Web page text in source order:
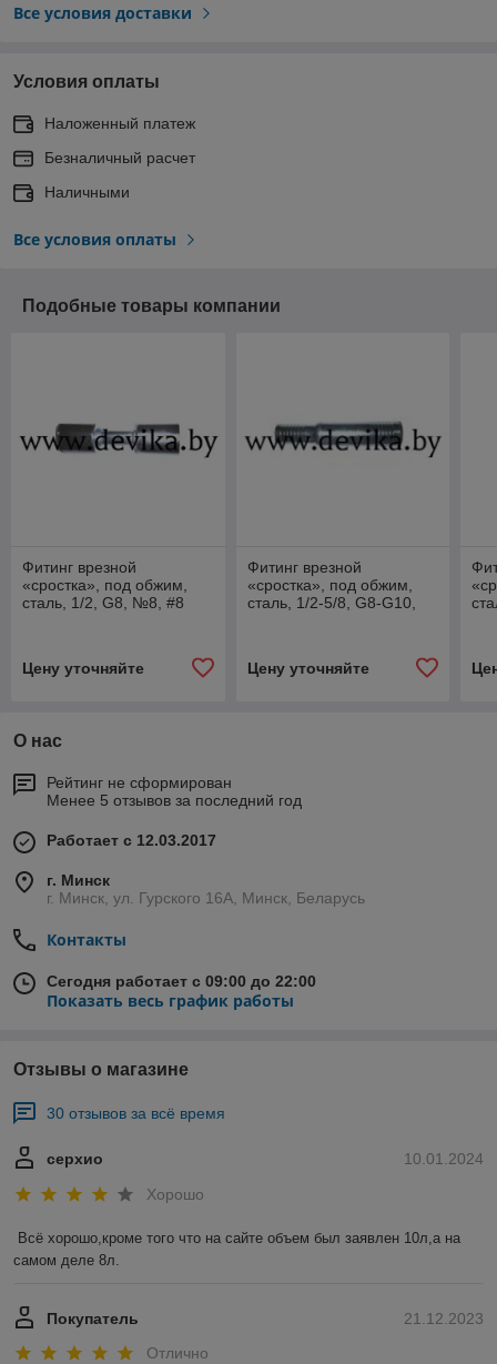
Все условия доставки
Условия оплаты
Наложенный платеж
Безналичный расчет
Наличными
Все условия оплаты
Подобные товары компании
Фитинг врезной
«сростка», под обжим,
сталь, 1/2, G8, №8, #8
Цену уточняйте
Фитинг врезной
«сростка», под обжим,
сталь, 1/2-5/8, G8-G10,
Цену уточняйте
О нас
Рейтинг не сформирован
Менее 5 отзывов за последний год
Работает с 12.03.2017
г. Минск
г. Минск, ул. Гурского 16А, Минск, Беларусь
Контакты
Сегодня работает с 09:00 до 22:00
Показать весь график работы
Отзывы о магазине
30 отзывов за всё время
10.01.2024
серхио
Хорошо
Всё хорошо,кроме того что на сайте объем был заявлен 10л,а на
самом деле 8л.
21.12.2023
Покупатель
Отлично